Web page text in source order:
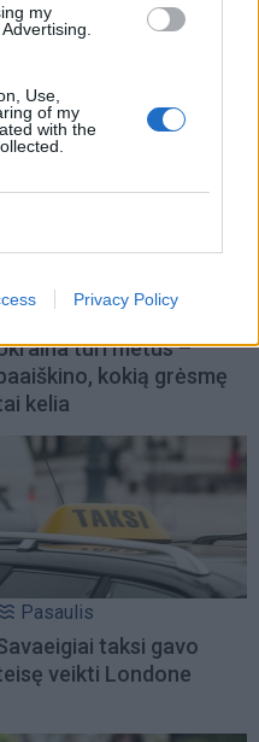
my
Use,
of my
with the
Privacy Policy
Pasaulis
į naują rusų
turi metus –
kokią grėsmę
kelia
Pasaulis
taksi gavo
veikti Londone